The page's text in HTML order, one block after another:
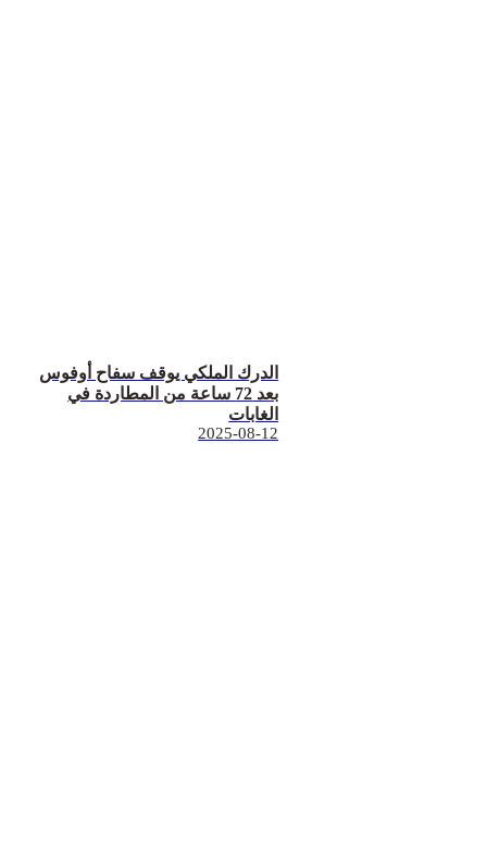
الدرك الملكي يوقف سفاح أوفوس
بعد 72 ساعة من المطاردة في
الغابات
2025-08-12